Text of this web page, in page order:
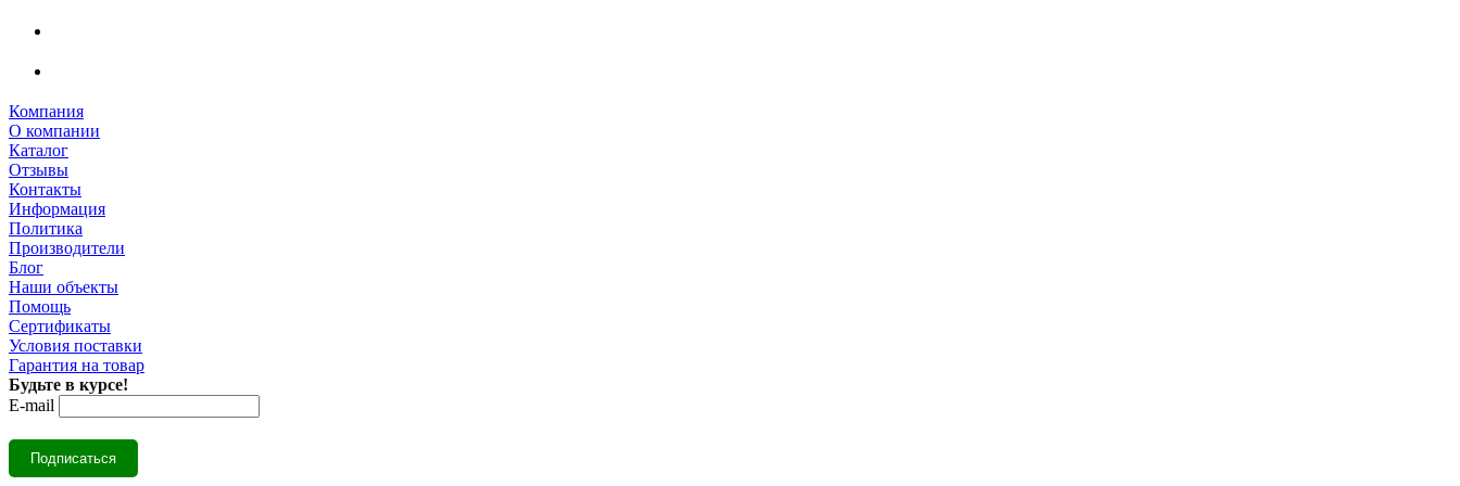
Компания
О компании
Каталог
Отзывы
Контакты
Информация
Политика
Производители
Блог
Наши объекты
Помощь
Сертификаты
Условия поставки
Гарантия на товар
Будьте в курсе!
E-mail